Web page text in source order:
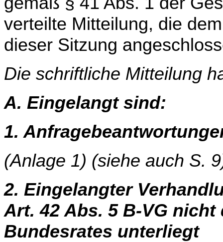
verteilte Mitteilung, die
dieser Sitzung
Die schriftliche Mitteilung
A. Eingelangt sind:
1.
(Anlage 1) (siehe auch S.
2. Eingelangter
Art. 42 Abs. 5 B-VG
Bundesrates unterliegt